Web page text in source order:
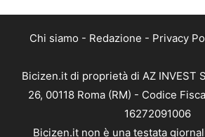
Chi siamo - Redazione - Privacy
Bicizen.it di proprietà di AZ INVEST
26, 00118 Roma (RM) - Codice
16272091006
Bicizen.it non è una testata